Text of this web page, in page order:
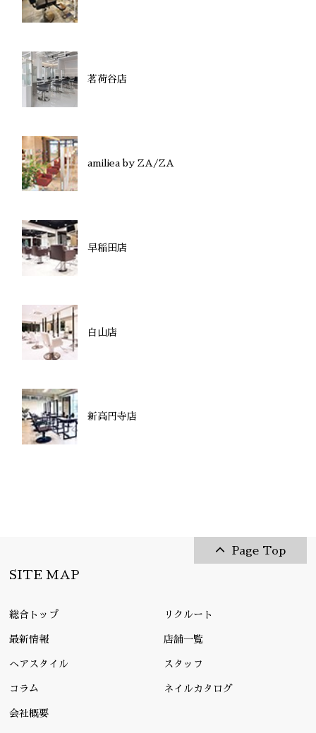
茗荷谷店
amiliea by ZA/ZA
早稲田店
白山店
新高円寺店
Page Top
SITE MAP
総合トップ リクルート
最新情報 店舗一覧
ヘアスタイル スタッフ
コラム ネイルカタログ
会社概要